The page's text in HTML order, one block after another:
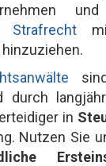
Strafrecht
hinzuziehen.
durch
in
Nutzen Sie